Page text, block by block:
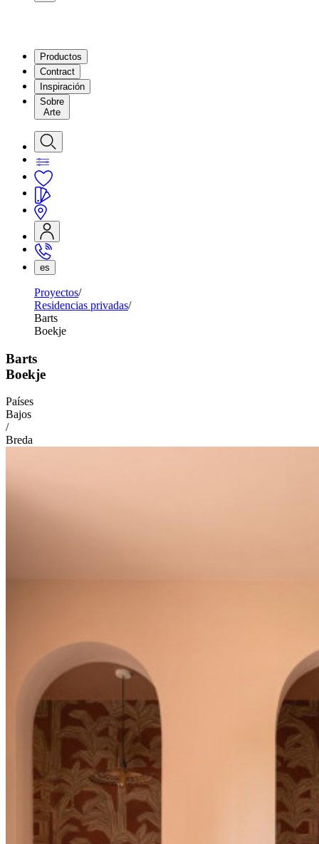
Productos
Contract
Inspiración
Sobre
Arte
es
Proyectos
Residencias privadas
Barts
Boekje
Barts
Boekje
Países
Bajos
/
Breda